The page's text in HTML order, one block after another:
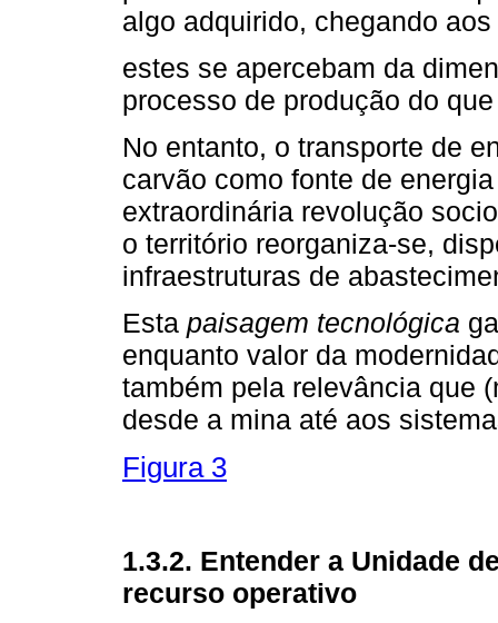
algo adquirido, chegando
estes se apercebam da
processo de produção do
No entanto, o transporte de
carvão como fonte de
extraordinária revolução
o território reorganiza-se,
infraestruturas de
Esta paisagem tecnológica
enquanto valor da
também pela relevância que
desde a mina até aos
Figura 3
1.3.2. Entender a Unidade
recurso operativo